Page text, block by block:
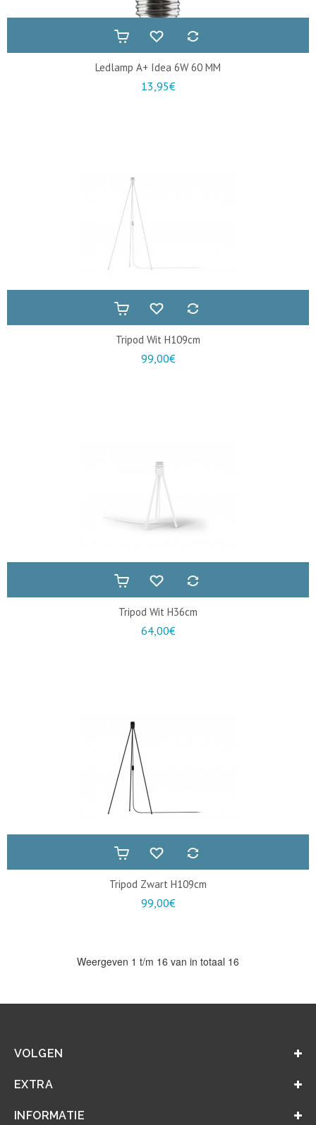
Ledlamp A+ Idea 6W 60 MM
13,95€
Tripod Wit H109cm
99,00€
Tripod Wit H36cm
64,00€
Tripod Zwart H109cm
99,00€
Weergeven 1 t/m 16 van in totaal 16
VOLGEN
EXTRA
INFORMATIE